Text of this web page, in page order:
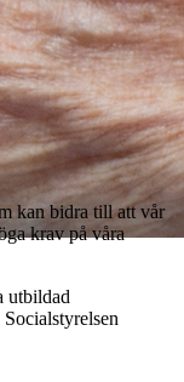
kan bidra till att vår
krav på våra
utbildad